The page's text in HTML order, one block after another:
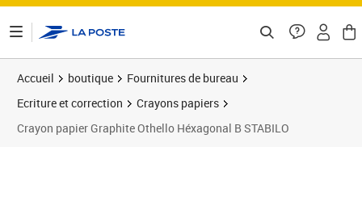
Accueil boutique
Fournitures de bureau
Ecriture et correction
Crayons papiers
Crayon papier Graphite Othello Héxagonal B STABILO